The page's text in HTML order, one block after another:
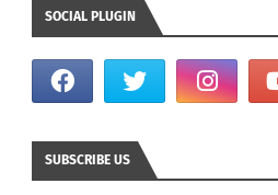
SOCIAL PLUGIN
SUBSCRIBE US